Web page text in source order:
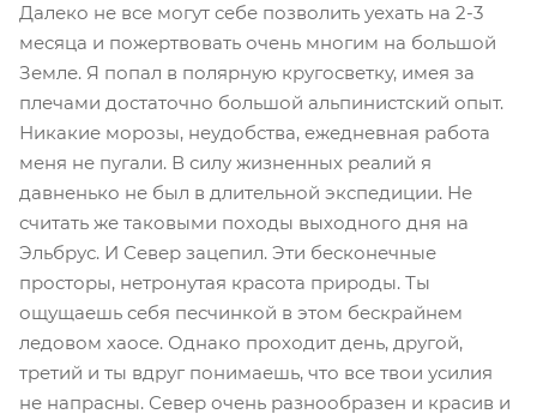
Далеко не все могут себе позволить уехать на 2-3
месяца и пожертвовать очень многим на большой
Земле. Я попал в полярную кругосветку, имея за
плечами достаточно большой альпинистский опыт.
Никакие морозы, неудобства, ежедневная работа
меня не пугали. В силу жизненных реалий я
давненько не был в длительной экспедиции. Не
считать же таковыми походы выходного дня на
Эльбрус. И Север зацепил. Эти бесконечные
просторы, нетронутая красота природы. Ты
ощущаешь себя песчинкой в этом бескрайнем
ледовом хаосе. Однако проходит день, другой,
третий и ты вдруг понимаешь, что все твои усилия
не напрасны. Север очень разнообразен и красив и